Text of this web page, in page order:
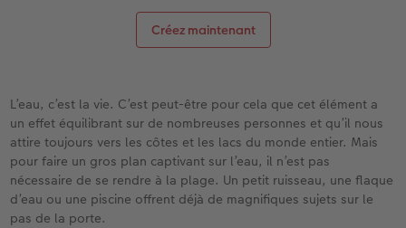
Créez maintenant
L’eau, c’est la vie. C’est peut-être pour cela que cet élément a
un effet équilibrant sur de nombreuses personnes et qu’il nous
attire toujours vers les côtes et les lacs du monde entier. Mais
pour faire un gros plan captivant sur l’eau, il n’est pas
nécessaire de se rendre à la plage. Un petit ruisseau, une flaque
d’eau ou une piscine offrent déjà de magnifiques sujets sur le
pas de la porte.